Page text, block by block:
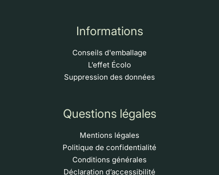
Informations
Conseils d'emballage
L’effet Écolo
Suppression des données
Questions légales
Mentions légales
Politique de confidentialité
Conditions générales
Déclaration d’accessibilité